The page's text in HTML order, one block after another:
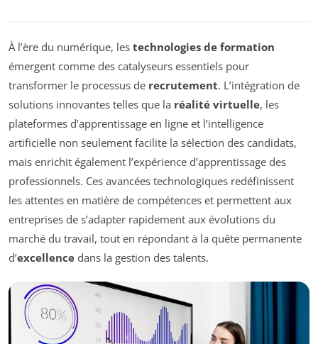
À l’ère du numérique, les technologies de formation
émergent comme des catalyseurs essentiels pour
transformer le processus de recrutement. L’intégration de
solutions innovantes telles que la réalité virtuelle, les
plateformes d’apprentissage en ligne et l’intelligence
artificielle non seulement facilite la sélection des candidats,
mais enrichit également l’expérience d’apprentissage des
professionnels. Ces avancées technologiques redéfinissent
les attentes en matière de compétences et permettent aux
entreprises de s’adapter rapidement aux évolutions du
marché du travail, tout en répondant à la quête permanente
d’excellence dans la gestion des talents.